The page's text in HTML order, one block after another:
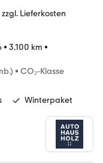
Lieferkosten
• 3.100 km •
• CO₂-Klasse
Winterpaket